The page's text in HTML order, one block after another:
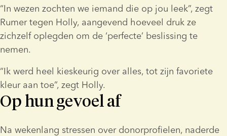
“In wezen zochten we iemand die op jou leek”, zegt
Rumer tegen Holly, aangevend hoeveel druk ze
zichzelf oplegden om de ‘perfecte’ beslissing te
nemen.
“Ik werd heel kieskeurig over alles, tot zijn favoriete
kleur aan toe”, zegt Holly.
Op hun gevoel af
Na wekenlang stressen over donorprofielen, naderde